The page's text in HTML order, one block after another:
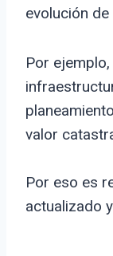
evolución de
Por
valor
Por eso es
actualizado